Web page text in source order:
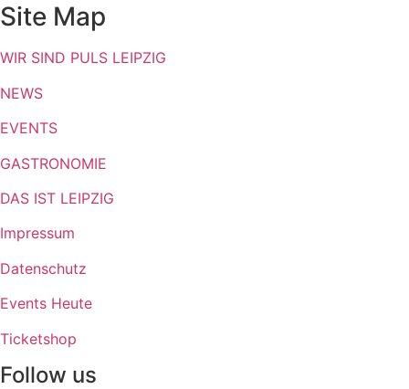
Site Map
WIR SIND PULS LEIPZIG
NEWS
EVENTS
GASTRONOMIE
DAS IST LEIPZIG
Impressum
Datenschutz
Events Heute
Ticketshop
Follow us